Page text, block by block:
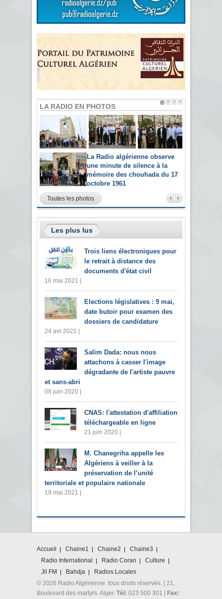
LA RADIO EN PHOTOS
La Radio algérienne observe
une minute de silence à la
mémoire des chouhada du 17
octobre 1961
Toutes les photos
Les plus lus
Trois liens électroniques pour
le retrait à distance des
documents d'état civil
16 mai 2021 |
Elections législatives : 9 mai,
date butoir pour examen des
dossiers de candidature
24 avr 2021 |
Salim Dada: nous nous
attachons à casser l'image
dégradante de l'artiste pauvre
et sans-abri
08 juin 2020 |
CNAS: l'attestation d'affiliation
téléchargeable en ligne
21 juin 2020 |
M. Chanegriha appelle les
Algériens à veiller à la
préservation de l’unité
territoriale et populaire nationale
19 mai 2021 |
Accueil Chaine1 Chaine2
Chaine3
Radio International
Radio Coran
Culture
Jil FM
Bahdja
Radios Locales
© 2026 Radio Algérienne. tous droits réservés. | 21,
Boulevard des martyrs. Alger. Tél: 023 500 301 | Fax: